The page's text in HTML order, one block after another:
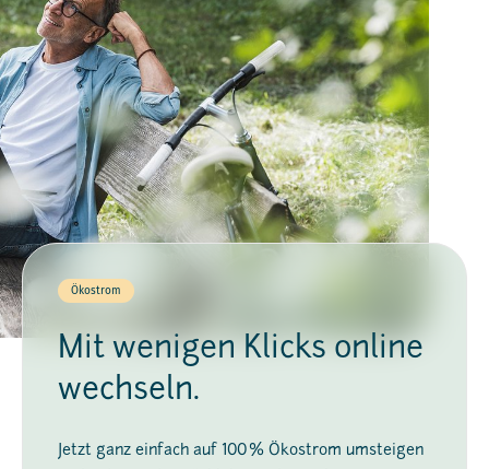
Ökostrom
Mit wenigen Klicks online
wechseln.
Jetzt ganz einfach auf 100 % Ökostrom umsteigen